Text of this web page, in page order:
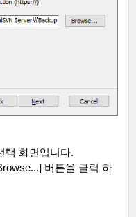
택 화면입니다.
버튼을 클릭 하